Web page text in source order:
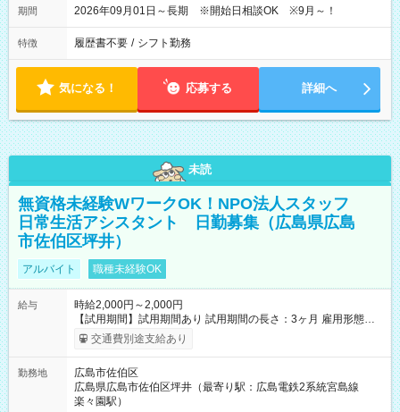
期間 2026年09月01日～長期 ※開始日相談OK ※9月～！
特徴 履歴書不要 / シフト勤務
気になる！ 応募する 詳細へ
未読
無資格未経験WワークOK！NPO法人スタッフ
日常生活アシスタント 日勤募集（広島県広島
市佐伯区坪井）
アルバイト 職種未経験OK
給与
時給2,000円～2,000円
【試用期間】試用期間あり 試用期間の長さ：3ヶ月 雇用形態、
給与は本採用時と同じです。
交通費別途支給あり
勤務地
広島市佐伯区
広島県広島市佐伯区坪井（最寄り駅：広島電鉄2系統宮島線
楽々園駅）